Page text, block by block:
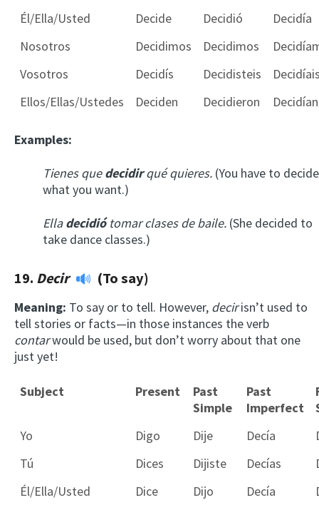
Él/Ella/Usted
Decide Decidió
Decidía
Nosotros
Decidimos Decidimos
Vosotros
Decidís Decidisteis
Ellos/Ellas/Ustedes
Deciden Decidieron Decidían
Examples:
Tienes quedecidirqué quieres. (You have to decide
what you want.)
Elladecidiótomar clases de baile. (She decided to
take dance classes.)
19. Decir (To say)
Meaning: To say or to tell. However, decirisn’t used to
tell stories or facts—in those instances the verb
contarwould be used, but don’t worry about that one
just yet!
Subject Present
Past
Simple
Past
Imperfect
Yo
Digo Dije Decía
Tú
Dices Dijiste Decías
Él/Ella/Usted
Dice Dijo Decía